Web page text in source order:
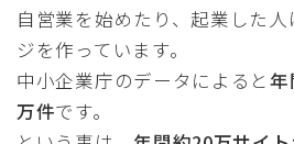
自営業を始めたり、起業した
ジを作っています。
中小企業庁のデータによると年
万件です。